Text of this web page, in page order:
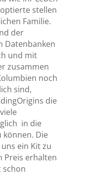
stellen
Familie.
der
Datenbanken
und mit
zusammen
noch
sind,
die
in die
können. Die
ein Kit zu
Preis erhalten
schon